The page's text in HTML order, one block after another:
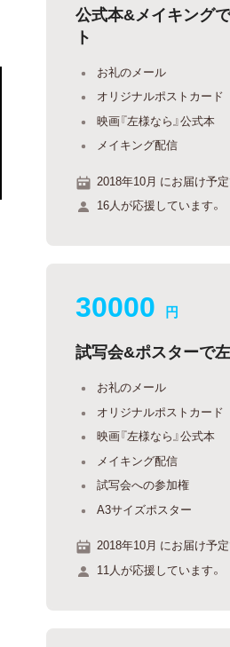
公式本&メイキング
ト
お礼のメール
オリジナルポストカード
映画『左様なら』公式本
メイキング配信
2018年10月 にお届け予定
16人が応援しています。
30000 円
試写会&ポスターで
お礼のメール
オリジナルポストカード
映画『左様なら』公式本
メイキング配信
試写会への参加権
A3サイズポスター
2018年10月 にお届け予定
11人が応援しています。